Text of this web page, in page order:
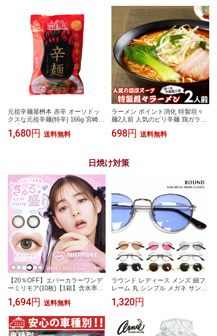
元祖辛麺屋桝本 赤辛 オーソドッ
クスな元祖辛麺(特辛) 166g 宮崎
辛麺 ご当地 こんにゃく麺 ソウル
フード から麺 かやく付き 袋麺 う
1,680円 送料無料
ラーメン ポイント消化 特製坦々
麺2人前 人気のピリ辛麺 鶏ガラス
ープ 練ゴマ ラー油 本場九州 お試
しセット ご当地 メール便 保存食
698円 送料無料
日焼け対策
【20％OFF】エバーカラーワンデ
ーミリモア(10枚)【1箱】含水率6
0％UVカット うるおい成分配合 E
verColor1day MILIMOR ナチュラ
ル まどわせパール カラコン ワン
デー カラーコンタクト 度あり 1da
1,694円 送料無料
ラウンド レディース メンズ 細フ
レーム 丸 シンプル メガネ サング
ラス カラーレンズ メタル 伊達め
がね ダテ眼鏡 ノーズパット UVカ
ル アンティーク クラシック 黒縁
ゴールド シルバー ブラック
1,320円